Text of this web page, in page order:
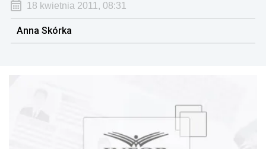
18 kwietnia 2011, 08:31
Anna Skórka